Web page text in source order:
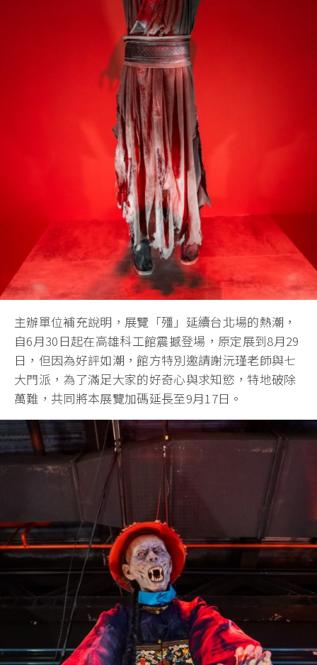
主辦單位補充說明，展覽「殭」延續台北場的熱潮，
自6月30日起在高雄科工館震撼登場，原定展到8月29
日，但因為好評如潮，館方特別邀請謝沅瑾老師與七
大門派，為了滿足大家的好奇心與求知慾，特地破除
萬難，共同將本展覽加碼延長至9月17日。